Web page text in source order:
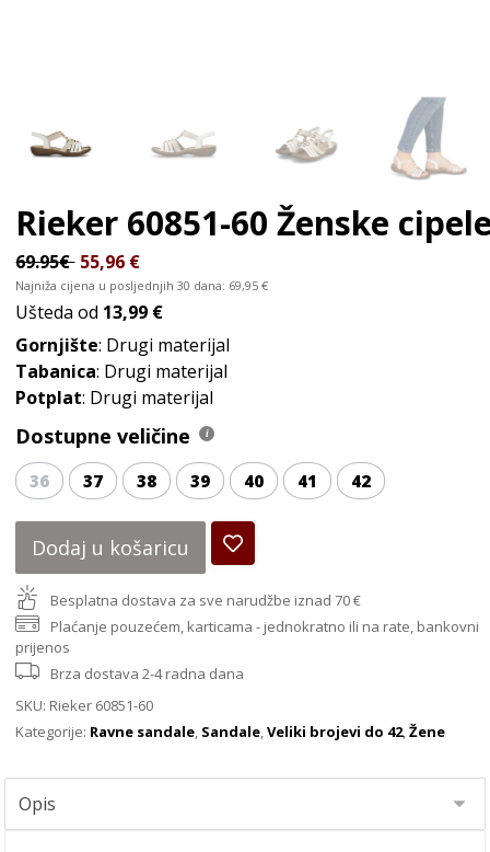
Rieker 60851-60 Ženske
69.95€ 55,96 €
Najniža cijena u posljednjih 30 dana: 69,95€
Ušteda od 13,99 €
Gornjište: Drugi materijal
Tabanica: Drugi materijal
Potplat: Drugi materijal
Dostupne veličine
36 37 38 39 40 41 42
Dodaj u košaricu
Besplatna dostava za sve narudžbe iznad 70 €
Plaćanje pouzećem, karticama - jednokratno ili na rate, bankovni
prijenos
Brza dostava 2-4 radna dana
SKU: Rieker 60851-60
Kategorije: Ravne sandale, Sandale,Veliki brojevi do 42,Žene